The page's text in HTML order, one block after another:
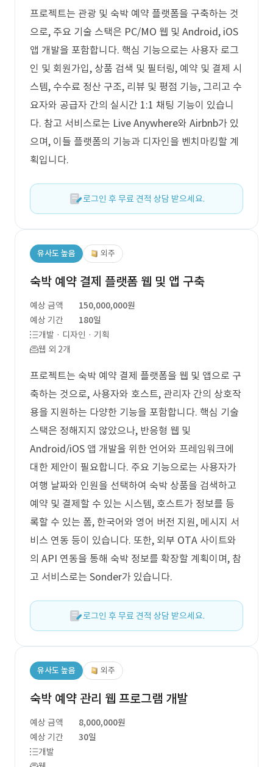
프로젝트는 관광 및 숙박 예약 플랫폼을 구축하는 것
으로, 주요 기술 스택은 PC/MO 웹 및 Android, iOS
앱 개발을 포함합니다. 핵심 기능으로는 사용자 로그
인 및 회원가입, 상품 검색 및 필터링, 예약 및 결제 시
스템, 수수료 정산 구조, 리뷰 및 평점 기능, 그리고 수
요자와 공급자 간의 실시간 1:1 채팅 기능이 있습니
다. 참고 서비스로는 Live Anywhere와 Airbnb가 있
으며, 이들 플랫폼의 기능과 디자인을 벤치마킹할 계
획입니다.
로그인 후 무료 견적 상담 받으세요.
유사도 높음 외주
숙박 예약 결제 플랫폼 웹 및 앱 구축
예상 금액
150,000,000원
예상 기간
180일
개발 · 디자인 · 기획
웹 외 2개
프로젝트는 숙박 예약 결제 플랫폼을 웹 및 앱으로 구
축하는 것으로, 사용자와 호스트, 관리자 간의 상호작
용을 지원하는 다양한 기능을 포함합니다. 핵심 기술
스택은 정해지지 않았으나, 반응형 웹 및
Android/iOS 앱 개발을 위한 언어와 프레임워크에
대한 제안이 필요합니다. 주요 기능으로는 사용자가
여행 날짜와 인원을 선택하여 숙박 상품을 검색하고
예약 및 결제할 수 있는 시스템, 호스트가 정보를 등
록할 수 있는 폼, 한국어와 영어 버전 지원, 메시지 서
비스 연동 등이 있습니다. 또한, 외부 OTA 사이트와
의 API 연동을 통해 숙박 정보를 확장할 계획이며, 참
고 서비스로는 Sonder가 있습니다.
로그인 후 무료 견적 상담 받으세요.
유사도 높음 외주
숙박 예약 관리 웹 프로그램 개발
예상 금액
8,000,000원
예상 기간
30일
개발